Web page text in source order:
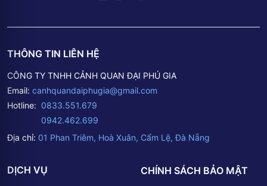
THÔNG TIN LIÊN HỆ
CÔNG TY TNHH CẢNH QUAN ĐẠI PHÚ GIA
Email: canhquandaiphugia@gmail.com
Hotline: 0833.551.679
0942.462.699
Địa chỉ: 01 Phan Triêm, Hoà Xuân, Cẩm Lệ, Đà Nẵng
DỊCH VỤ CHÍNH SÁCH BẢO MẬT